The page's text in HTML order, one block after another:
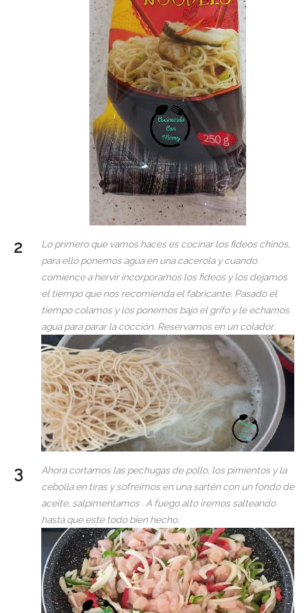
Lo primero que vamos haces es cocinar los fideos chinos,
para ello ponemos agua en una cacerola y cuando
comience a hervir incorporamos los fideos y los dejamos
el tiempo que nos recomienda el fabricante. Pasado el
tiempo colamos y los ponemos bajo el grifo y le echamos
agua para parar la cocción. Reservamos en un colador.
Ahora cortamos las pechugas de pollo, los pimientos y la
cebolla en tiras y sofreímos en una sartén con un fondo de
aceite, salpimentamos . A fuego alto iremos salteando
hasta que este todo bien hecho.